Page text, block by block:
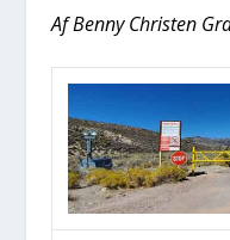
Af Ben­ny Chri­sten